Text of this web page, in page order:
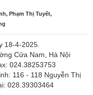
Phạm Thị Tuyết,
18-4-2025.
Cửa Nam, Hà Nội
024.38253753
116 - 118 Nguyễn Thị
028.39303464